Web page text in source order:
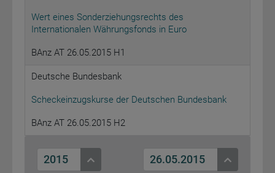
Wert eines Sonderziehungsrechts des
Internationalen Währungsfonds in Euro
BAnz AT 26.05.2015 H1
Deutsche Bundesbank
Scheckeinzugskurse der Deutschen Bundesbank
BAnz AT 26.05.2015 H2
2015 26.05.2015